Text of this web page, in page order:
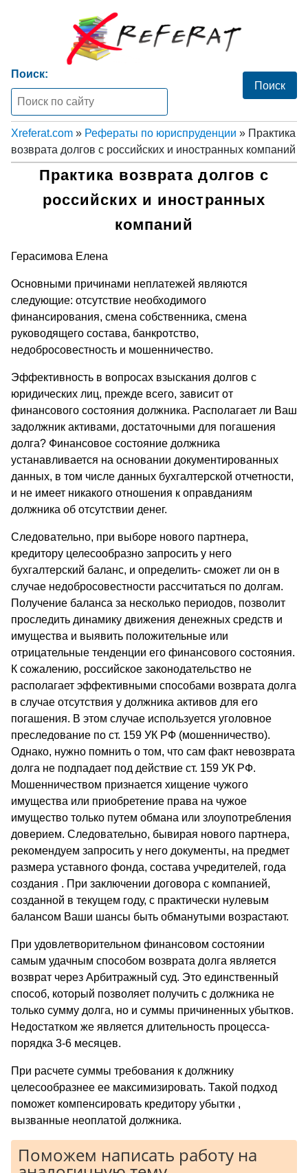
Поиск:
Xreferat.com » Рефераты по юриспруденции » Практика
возврата долгов c российских и иностранных компаний
Практика возврата долгов c
российских и иностранных
компаний
Герасимова Елена
Основными причинами неплатежей являются
следующие: отсутствие необходимого
финансирования, смена собственника, смена
руководящего состава, банкротство,
недобросовестность и мошенничество.
Эффективность в вопросах взыскания долгов с
юридических лиц, прежде всего, зависит от
финансового состояния должника. Располагает ли Ваш
задолжник активами, достаточными для погашения
долга? Финансовое состояние должника
устанавливается на основании документированных
данных, в том числе данных бухгалтерской отчетности,
и не имеет никакого отношения к оправданиям
должника об отсутствии денег.
Следовательно, при выборе нового партнера,
кредитору целесообразно запросить у него
бухгалтерский баланс, и определить- сможет ли он в
случае недобросовестности рассчитаться по долгам.
Получение баланса за несколько периодов, позволит
проследить динамику движения денежных средств и
имущества и выявить положительные или
отрицательные тенденции его финансового состояния.
К сожалению, российское законодательство не
располагает эффективными способами возврата долга
в случае отсутствия у должника активов для его
погашения. В этом случае используется уголовное
преследование по ст. 159 УК РФ (мошенничество).
Однако, нужно помнить о том, что сам факт невозврата
долга не подпадает под действие ст. 159 УК РФ.
Мошенничеством признается хищение чужого
имущества или приобретение права на чужое
имущество только путем обмана или злоупотребления
доверием. Следовательно, бывирая нового партнера,
рекомендуем запросить у него документы, на предмет
размера уставного фонда, состава учредителей, года
создания . При заключении договора с компанией,
созданной в текущем году, с практически нулевым
балансом Ваши шансы быть обманутыми возрастают.
При удовлетворительном финансовом состоянии
самым удачным способом возврата долга является
возврат через Арбитражный суд. Это единственный
способ, который позволяет получить с должника не
только сумму долга, но и суммы причиненных убытков.
Недостатком же является длительность процесса-
порядка 3-6 месяцев.
При расчете суммы требования к должнику
целесообразнее ее максимизировать. Такой подход
поможет компенсировать кредитору убытки ,
вызванные неоплатой должника.
Поможем написать работу на